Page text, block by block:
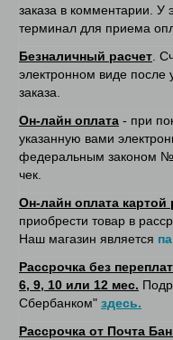
заказа в комментарии. У
терминал для приема
Безналичный расчет .
электронном виде после
заказа.
Он-лайн оплата - при
указанную вами
федеральным законом №
чек.
Он-лайн оплата картой
приобрести товар в
Наш магазин является
Рассрочка без
6, 9, 10 или 12 мес.
Сбербанком" здесь.
Рассрочка от Почта